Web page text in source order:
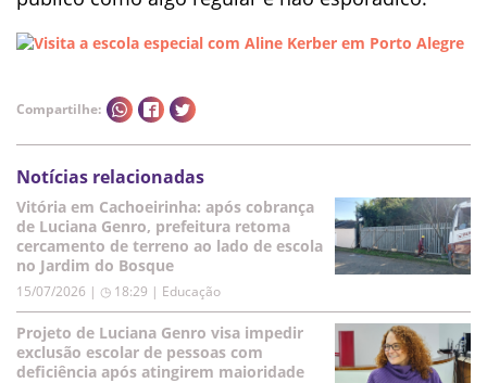
Compartilhe:
Notícias relacionadas
Vitória em Cachoeirinha: após cobrança
de Luciana Genro, prefeitura retoma
cercamento de terreno ao lado de escola
no Jardim do Bosque
15/07/2026 | ◷ 18:29 | Educação
Projeto de Luciana Genro visa impedir
exclusão escolar de pessoas com
deficiência após atingirem maioridade